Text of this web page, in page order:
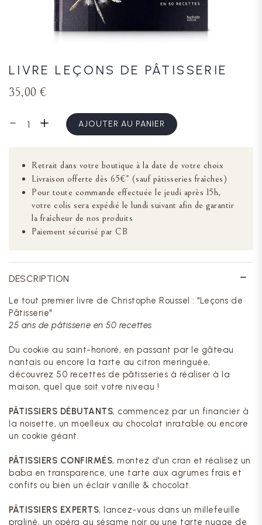
LIVRE LEÇONS DE PÂTISSERIE
35,00 €
AJOUTER AU PANIER
Retrait dans votre boutique à la date de votre choix
Livraison offerte dès 65€* (sauf pâtisseries fraîches)
Pour toute commande effectuée le jeudi après 15h,
votre colis sera expédié le lundi suivant afin de garantir
la fraîcheur de nos produits
Paiement sécurisé par CB
DESCRIPTION
Le tout premier livre de Christophe Roussel : "Leçons de
Pâtisserie"
25 ans de pâtisserie en 50 recettes
Du cookie au saint-honoré, en passant par le gâteau
nantais ou encore la tarte au citron meringuée,
découvrez 50 recettes de pâtisseries à réaliser à la
maison, quel que soit votre niveau !
PÂTISSIERS DÉBUTANTS, commencez par un financier à
la noisette, un moelleux au chocolat inratable ou encore
un cookie géant.
PÂTISSIERS CONFIRMÉS, montez d'un cran et réalisez un
baba en transparence, une tarte aux agrumes frais et
confits ou bien un éclair vanille & chocolat.
PÂTISSIERS EXPERTS, lancez-vous dans un millefeuille
praliné, un opéra au sésame noir ou une tarte nuage de